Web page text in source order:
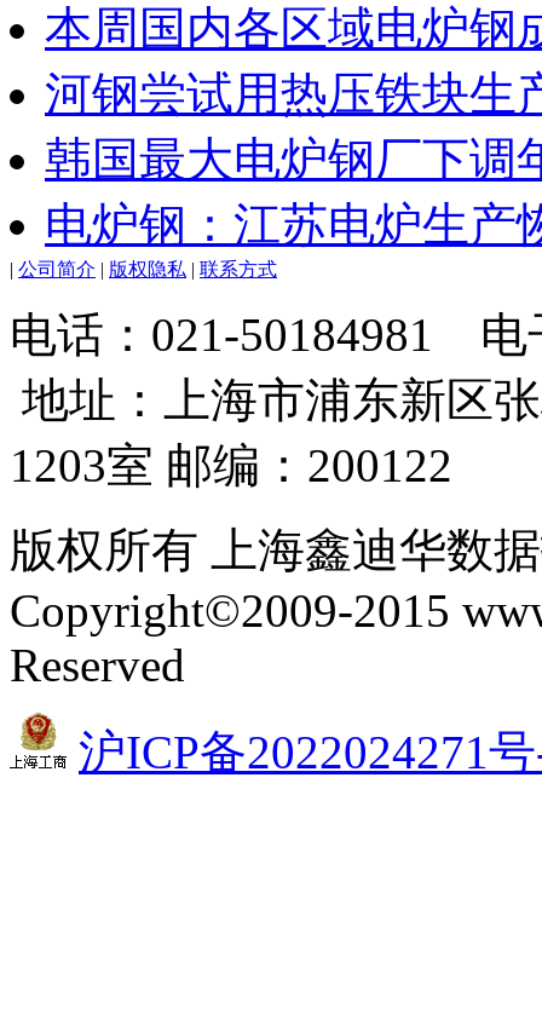
本周国内各区域电炉钢
河钢尝试用热压铁块生
韩国最大电炉钢厂下调
电炉钢：江苏电炉生产
| 公司简介 | 版权隐私 | 联系方式
电话：021-50184981 电
地址：上海市浦东新区
1203室 邮编：200122
版权所有 上海鑫迪华数
Copyright©2009-2015
Reserved
沪ICP备2022024271